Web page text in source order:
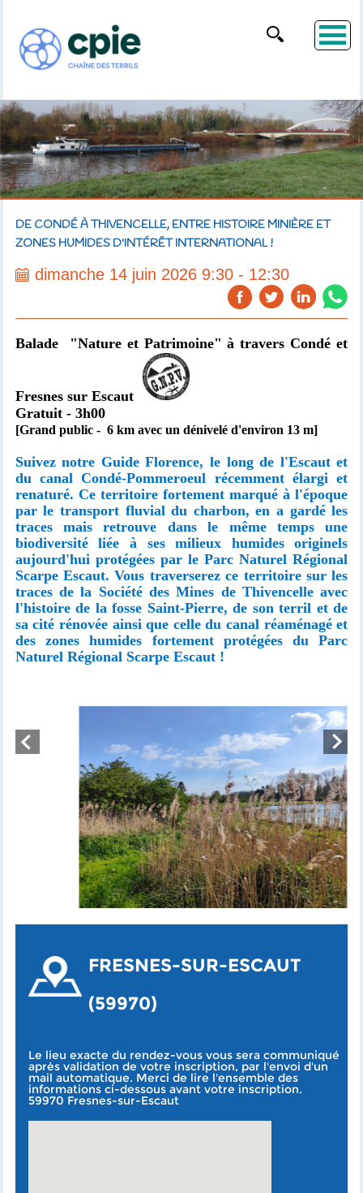
DE CONDÉ À THIVENCELLE, ENTRE HISTOIRE MINIÈRE ET
ZONES HUMIDES D'INTÉRÊT INTERNATIONAL !
dimanche 14 juin 2026 9:30 - 12:30
Balade "Nature et Patrimoine" à travers Condé et
Fresnes sur Escaut
Gratuit - 3h00
[Grand public - 6 km avec un dénivelé d'environ 13 m]
Suivez notre Guide Florence, le long de l'Escaut et
du canal Condé-Pommeroeul récemment élargi et
renaturé. Ce territoire fortement marqué à l'époque
par le transport fluvial du charbon, en a gardé les
traces mais retrouve dans le même temps une
biodiversité liée à ses milieux humides originels
aujourd'hui protégées par le Parc Naturel Régional
Scarpe Escaut. Vous traverserez ce territoire sur les
traces de la Société des Mines de Thivencelle avec
l'histoire de la fosse Saint-Pierre, de son terril et de
sa cité rénovée ainsi que celle du canal réaménagé et
des zones humides fortement protégées du Parc
Naturel Régional Scarpe Escaut !
FRESNES-SUR-ESCAUT
(59970)
Le lieu exacte du rendez-vous vous sera communiqué
après validation de votre inscription, par l'envoi d'un
mail automatique. Merci de lire l'ensemble des
informations ci-dessous avant votre inscription.
59970 Fresnes-sur-Escaut